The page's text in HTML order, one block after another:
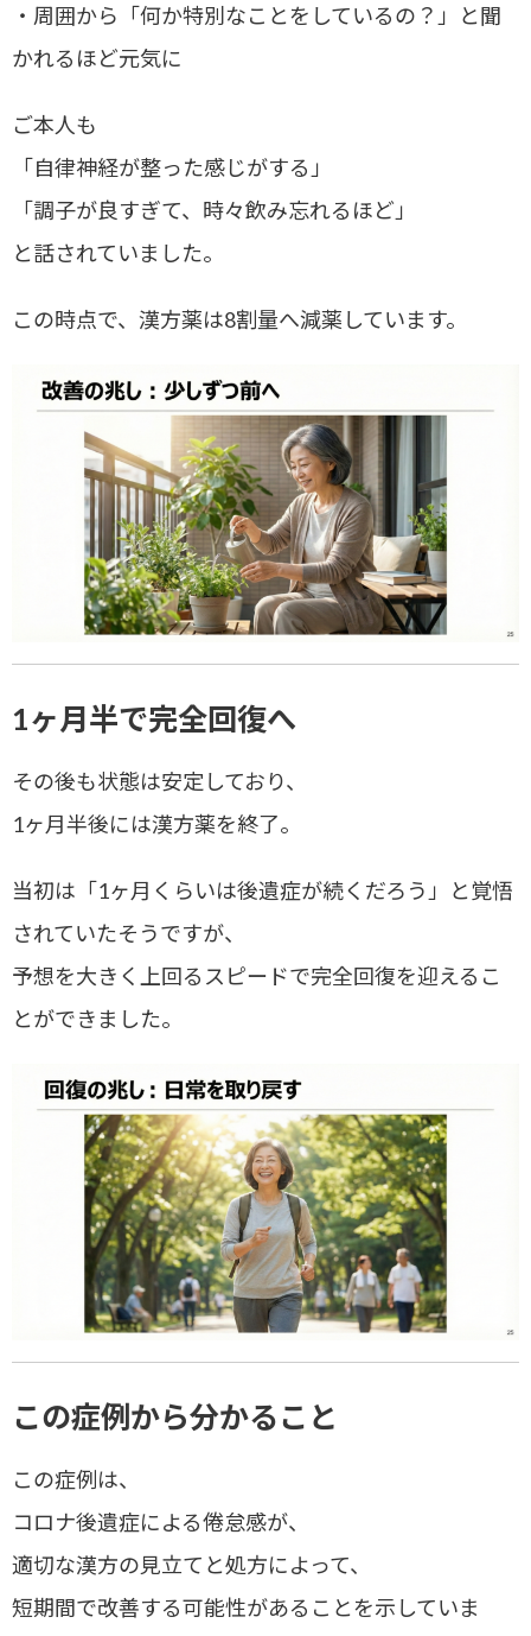
・周囲から「何か特別なことをしているの？」と聞
かれるほど元気に
ご本人も
「自律神経が整った感じがする」
「調子が良すぎて、時々飲み忘れるほど」
と話されていました。
この時点で、漢方薬は8割量へ減薬しています。
1ヶ月半で完全回復へ
その後も状態は安定しており、
1ヶ月半後には漢方薬を終了。
当初は「1ヶ月くらいは後遺症が続くだろう」と覚悟
されていたそうですが、
予想を大きく上回るスピードで完全回復を迎えるこ
とができました。
この症例から分かること
この症例は、
コロナ後遺症による倦怠感が、
適切な漢方の見立てと処方によって、
短期間で改善する可能性があることを示していま